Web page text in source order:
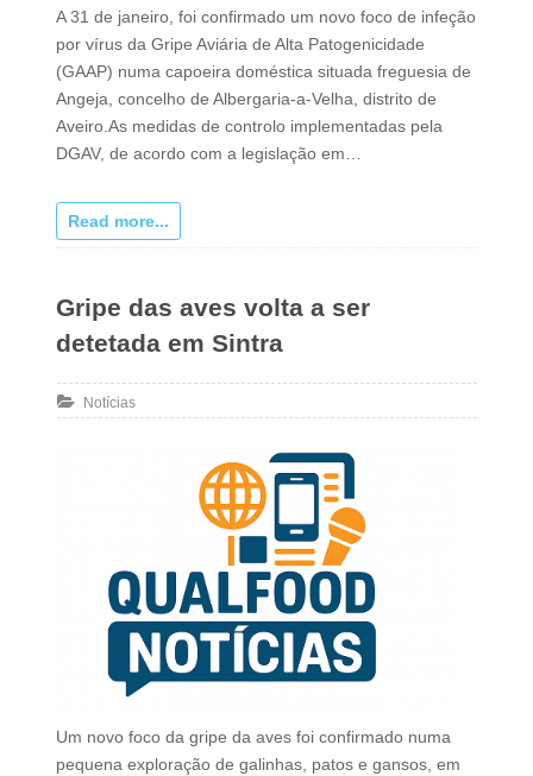
A 31 de janeiro, foi confirmado um novo foco de infeção
por vírus da Gripe Aviária de Alta Patogenicidade
(GAAP) numa capoeira doméstica situada freguesia de
Angeja, concelho de Albergaria-a-Velha, distrito de
Aveiro.As medidas de controlo implementadas pela
DGAV, de acordo com a legislação em…
Read more...
Gripe das aves volta a ser
detetada em Sintra
Notícias
Um novo foco da gripe da aves foi confirmado numa
pequena exploração de galinhas, patos e gansos, em